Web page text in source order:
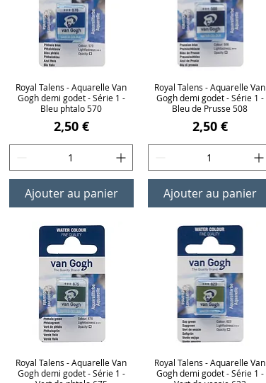
Aperçu rapide
Royal Talens - Aquarelle Van
Gogh demi godet - Série 1 -
Bleu phtalo 570
Prix
2,50 €
Ajouter au panier
Aperçu rapide
Royal Talens - Aquarelle Van
Gogh demi godet - Série 1 -
Bleu de Prusse 508
Prix
2,50 €
Ajouter au panier
Aperçu rapide
Royal Talens - Aquarelle Van
Gogh demi godet - Série 1 -
Aperçu rapide
Royal Talens - Aquarelle Van
Gogh demi godet - Série 1 -